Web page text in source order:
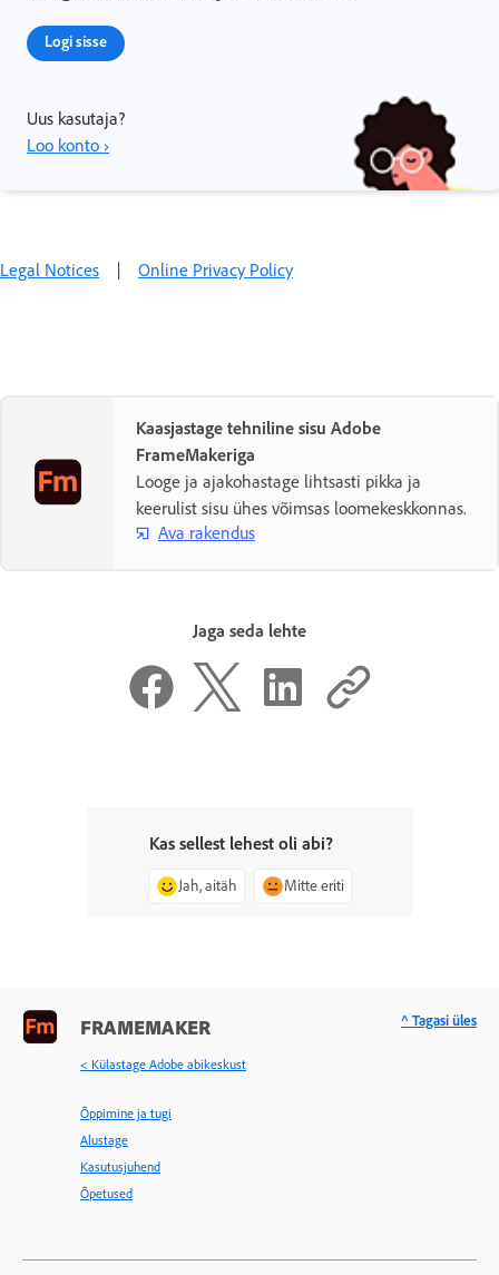
Logi sisse
Uus kasutaja?
Loo konto ›
Legal Notices | Online Privacy Policy
Kaasjastage tehniline sisu Adobe
FrameMakeriga
Looge ja ajakohastage lihtsasti pikka ja
keerulist sisu ühes võimsas loomekeskkonnas.
Ava rakendus
Jaga seda lehte
Kas sellest lehest oli abi?
Jah, aitäh Mitte eriti
FRAMEMAKER
< Külastage Adobe abikeskust
Õppimine ja tugi
Alustage
Kasutusjuhend
Õpetused
^ Tagasi üles